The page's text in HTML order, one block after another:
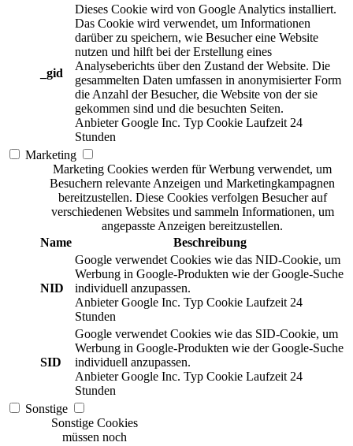
_gid
Dieses Cookie wird von Google Analytics installiert.
Das Cookie wird verwendet, um Informationen
darüber zu speichern, wie Besucher eine Website
nutzen und hilft bei der Erstellung eines
Analyseberichts über den Zustand der Website. Die
gesammelten Daten umfassen in anonymisierter Form
die Anzahl der Besucher, die Website von der sie
gekommen sind und die besuchten Seiten.
Anbieter Google Inc. Typ Cookie Laufzeit 24
Stunden
Marketing
Marketing Cookies werden für Werbung verwendet, um
Besuchern relevante Anzeigen und Marketingkampagnen
bereitzustellen. Diese Cookies verfolgen Besucher auf
verschiedenen Websites und sammeln Informationen, um
angepasste Anzeigen bereitzustellen.
Name
Beschreibung
NID
Google verwendet Cookies wie das NID-Cookie, um
Werbung in Google-Produkten wie der Google-Suche
individuell anzupassen.
Anbieter Google Inc. Typ Cookie Laufzeit 24
Stunden
SID
Google verwendet Cookies wie das SID-Cookie, um
Werbung in Google-Produkten wie der Google-Suche
individuell anzupassen.
Anbieter Google Inc. Typ Cookie Laufzeit 24
Stunden
Sonstige
Sonstige Cookies
müssen noch